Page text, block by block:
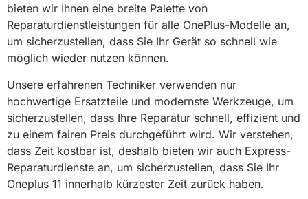
bieten wir Ihnen eine breite Palette von
Reparaturdienstleistungen für alle OnePlus-Modelle an,
um sicherzustellen, dass Sie Ihr Gerät so schnell wie
möglich wieder nutzen können.
Unsere erfahrenen Techniker verwenden nur
hochwertige Ersatzteile und modernste Werkzeuge, um
sicherzustellen, dass Ihre Reparatur schnell, effizient und
zu einem fairen Preis durchgeführt wird. Wir verstehen,
dass Zeit kostbar ist, deshalb bieten wir auch Express-
Reparaturdienste an, um sicherzustellen, dass Sie Ihr
Oneplus 11 innerhalb kürzester Zeit zurück haben.